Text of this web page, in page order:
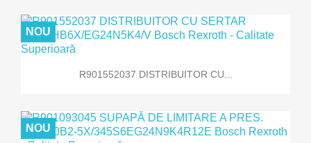
R901552037 DISTRIBUITOR CU...
NOU
NOU